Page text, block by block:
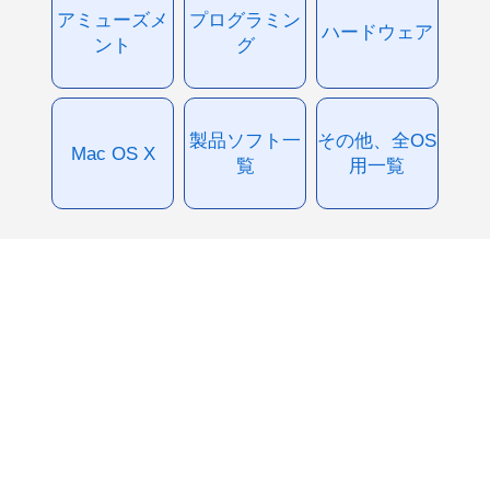
アミューズメ
ント
プログラミン
グ
ハードウェア
Mac OS X
製品ソフト一
覧
その他、全OS
用一覧